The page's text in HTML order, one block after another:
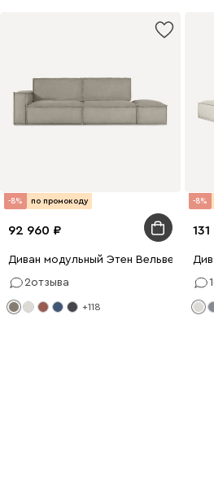
-8% по промокоду
92 960
Диван модульный Этен Вельвет
2отзыва
+118
-8%
1